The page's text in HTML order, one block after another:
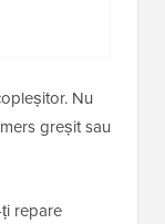
Nu
greșit sau
repare